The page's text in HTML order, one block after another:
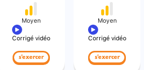
Moyen
Corrigé vidéo
s'exercer
Moyen
Corrigé vidéo
s'exercer